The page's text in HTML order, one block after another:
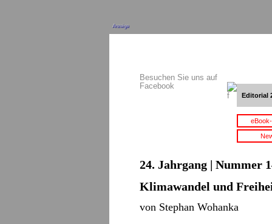
Anzeige
Besuchen Sie uns auf
Facebook
Editorial
24. Jahrgang | Nummer
Klimawandel und
von Stephan Wohanka